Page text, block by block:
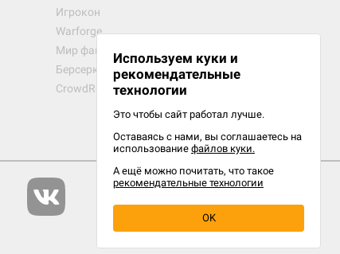
Игрокон
Warforge
Мир фантастики
Берсерк
CrowdRepublic
Используем куки и
рекомендательные
технологии
Это чтобы сайт работал лучше.
Оставаясь с нами, вы соглашаетесь на
использование файлов куки.
А ещё можно почитать, что такое
рекомендательные технологии
OK